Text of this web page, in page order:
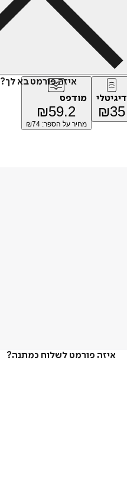
איזה פורמט בא לך?
דיגיטלי
₪35
מודפס
₪59.2
מחיר על הספר: ₪74
איזה פורמט לשלוח כמתנה?